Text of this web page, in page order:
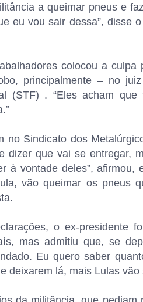
a queimar pneus e
eu vou sair dessa”, disse
colocou a
principalmente – no
(STF) . “Eles acham
no Sindicato dos
dizer que vai se entregar,
à vontade deles”, afirmou,
vão queimar os pneus
o ex-presidente
mas admitiu que, se
Eu quero saber
deixarem lá, mais Lulas vão